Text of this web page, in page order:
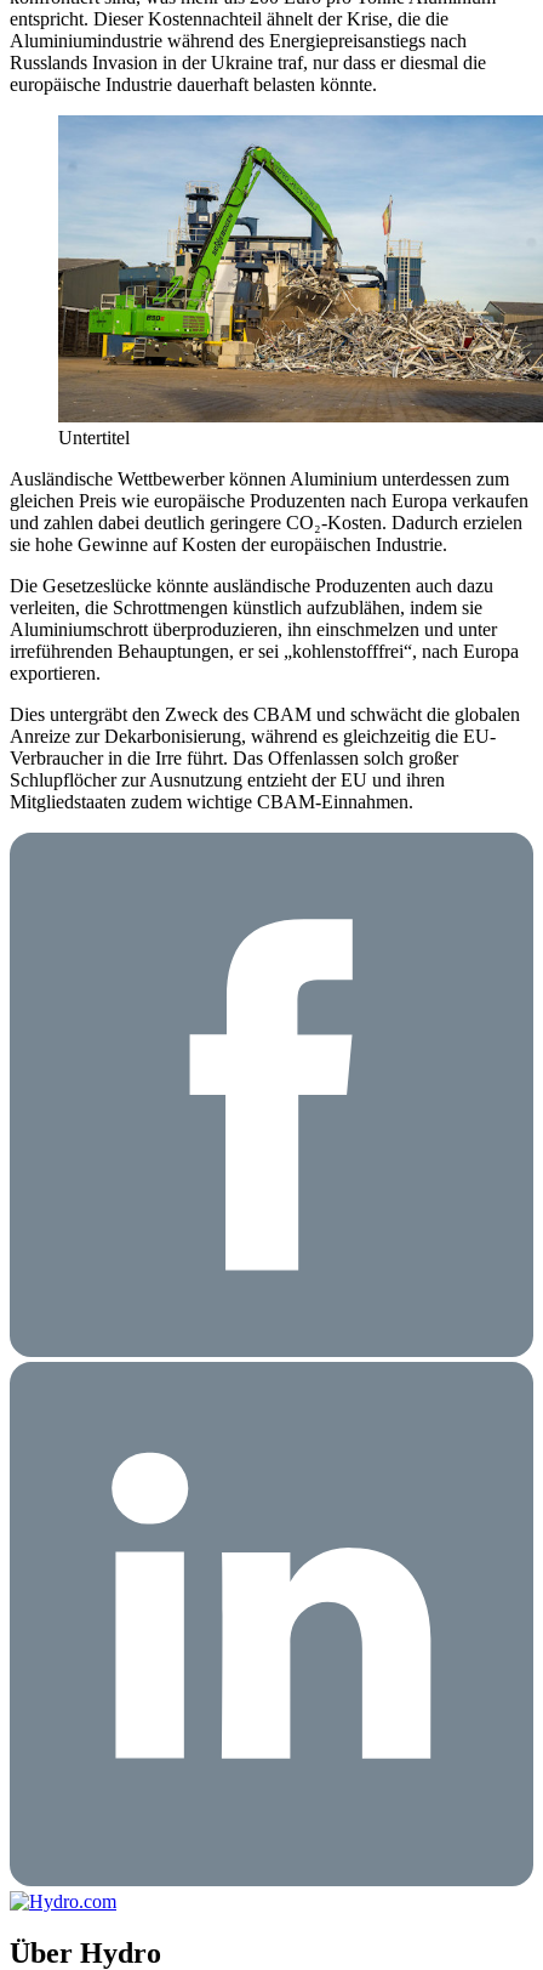
entspricht. Dieser Kostennachteil ähnelt der Krise, die die
Aluminiumindustrie während des Energiepreisanstiegs nach
Russlands Invasion in der Ukraine traf, nur dass er diesmal die
europäische Industrie dauerhaft belasten könnte.
Untertitel
Ausländische Wettbewerber können Aluminium unterdessen zum
gleichen Preis wie europäische Produzenten nach Europa verkaufen
und zahlen dabei deutlich geringere CO₂-Kosten. Dadurch erzielen
sie hohe Gewinne auf Kosten der europäischen Industrie.
Die Gesetzeslücke könnte ausländische Produzenten auch dazu
verleiten, die Schrottmengen künstlich aufzublähen, indem sie
Aluminiumschrott überproduzieren, ihn einschmelzen und unter
irreführenden Behauptungen, er sei „kohlenstofffrei“, nach Europa
exportieren.
Dies untergräbt den Zweck des CBAM und schwächt die globalen
Anreize zur Dekarbonisierung, während es gleichzeitig die EU-
Verbraucher in die Irre führt. Das Offenlassen solch großer
Schlupflöcher zur Ausnutzung entzieht der EU und ihren
Mitgliedstaaten zudem wichtige CBAM-Einnahmen.
Über Hydro